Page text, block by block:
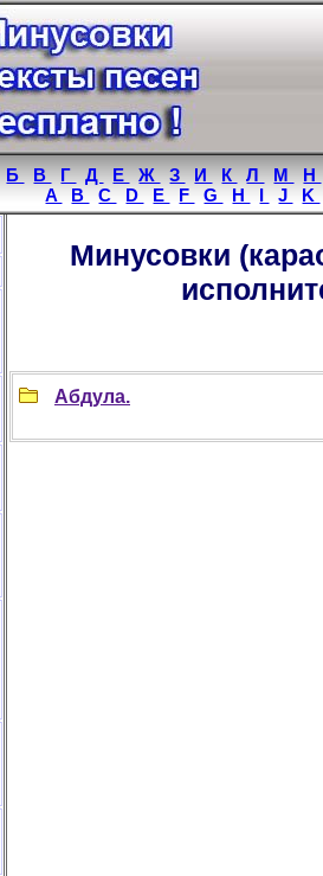
Б В Г Д Е Ж З И К Л М Н
A
B C D E F G H I J K
Минусовки
Абдула.